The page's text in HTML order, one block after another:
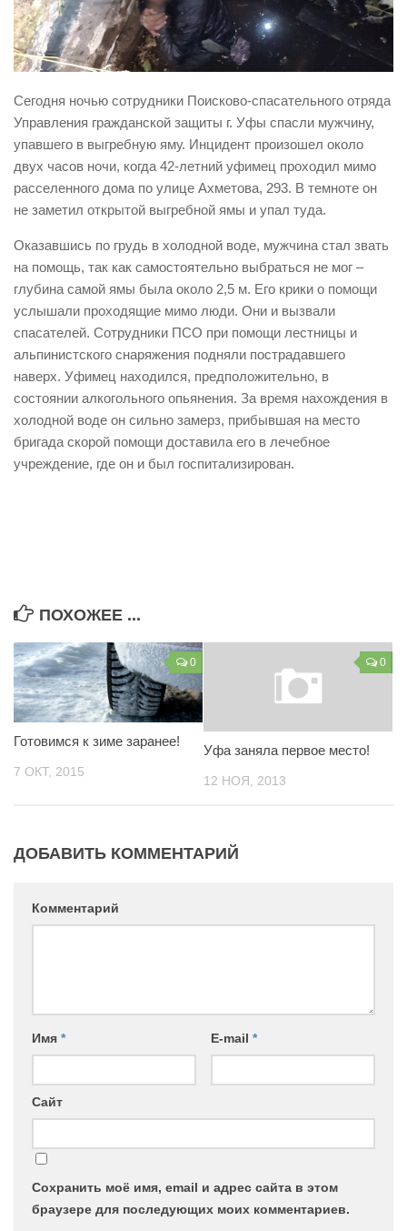
Виды деятельности
Обслуживание опасных производственных объектов
УГЗ рекомендует
Памятки населению
Как стать спасателем
Уголок гражданской обороны
Пресс-центр
СМИ о нас
Наша работа
Фотогалерея
Обращения
Контакты
Вакансии
Сегодня ночью сотрудники Поисково-спасательного отряда
Управления гражданской защиты г. Уфы спасли мужчину,
упавшего в выгребную яму. Инцидент произошел около
двух часов ночи, когда 42-летний уфимец проходил мимо
расселенного дома по улице Ахметова, 293. В темноте он
не заметил открытой выгребной ямы и упал туда.
Оказавшись по грудь в холодной воде, мужчина стал звать
на помощь, так как самостоятельно выбраться не мог –
глубина самой ямы была около 2,5 м. Его крики о помощи
услышали проходящие мимо люди. Они и вызвали
спасателей. Сотрудники ПСО при помощи лестницы и
альпинистского снаряжения подняли пострадавшего
наверх. Уфимец находился, предположительно, в
состоянии алкогольного опьянения. За время нахождения в
холодной воде он сильно замерз, прибывшая на место
бригада скорой помощи доставила его в лечебное
учреждение, где он и был госпитализирован.
ПОХОЖЕЕ ...
0
Готовимся к зиме заранее!
7 ОКТ, 2015
0
Уфа заняла первое место!
12 НОЯ, 2013
ДОБАВИТЬ КОММЕНТАРИЙ
Комментарий
Имя * E-mail *
Сайт
Сохранить моё имя, email и адрес сайта в этом
браузере для последующих моих комментариев.